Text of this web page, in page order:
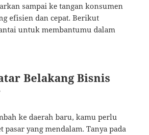
sampai ke tangan konsumen
efisien dan cepat. Berikut
untuk membantumu dalam
Belakang Bisnis
ke daerah baru, kamu perlu
pasar yang mendalam. Tanya pada